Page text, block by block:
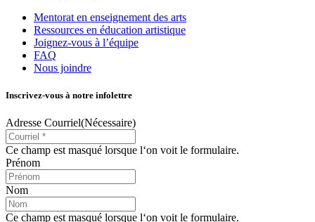
Mentorat en enseignement des arts
Ressources en éducation artistique
Joignez-vous à l’équipe
FAQ
Nous joindre
Inscrivez-vous à notre infolettre
Adresse Courriel(Nécessaire)
Ce champ est masqué lorsque l‘on voit le formulaire.
Prénom
Nom
Ce champ est masqué lorsque l‘on voit le formulaire.